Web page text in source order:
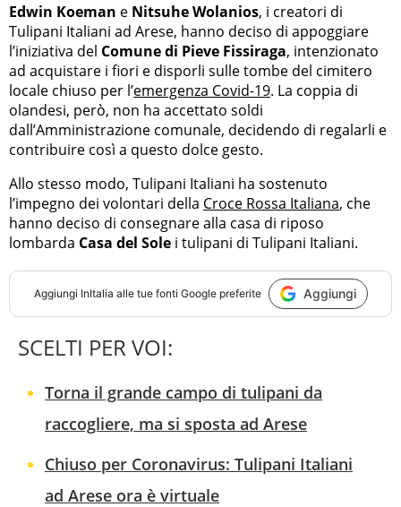
Edwin Koeman e Nitsuhe Wolanios, i creatori di
Tulipani Italiani ad Arese, hanno deciso di appoggiare
l’iniziativa del Comune di Pieve Fissiraga, intenzionato
ad acquistare i fiori e disporli sulle tombe del cimitero
locale chiuso per l’emergenza Covid-19. La coppia di
olandesi, però, non ha accettato soldi
dall’Amministrazione comunale, decidendo di regalarli e
contribuire così a questo dolce gesto.
Allo stesso modo, Tulipani Italiani ha sostenuto
l’impegno dei volontari della Croce Rossa Italiana, che
hanno deciso di consegnare alla casa di riposo
lombarda Casa del Sole i tulipani di Tulipani Italiani.
Aggiungi InItalia alle tue fonti Google preferite Aggiungi
SCELTI PER VOI:
Torna il grande campo di tulipani da
raccogliere, ma si sposta ad Arese
Chiuso per Coronavirus: Tulipani Italiani
ad Arese ora è virtuale